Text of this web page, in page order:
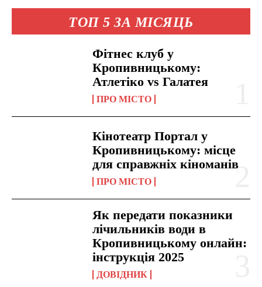
ТОП 5 ЗА МІСЯЦЬ
Фітнес клуб у
Кропивницькому:
Атлетіко vs Галатея
ПРО МІСТО
Кінотеатр Портал у
Кропивницькому: місце
для справжніх кіноманів
ПРО МІСТО
Як передати показники
лічильників води в
Кропивницькому онлайн:
інструкція 2025
ДОВІДНИК